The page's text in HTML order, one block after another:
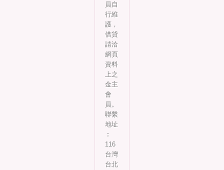
員自
行維
護，
借貸
請洽
網頁
資料
上之
金主
會
員。
聯繫
地址
︰
116
台灣
台北